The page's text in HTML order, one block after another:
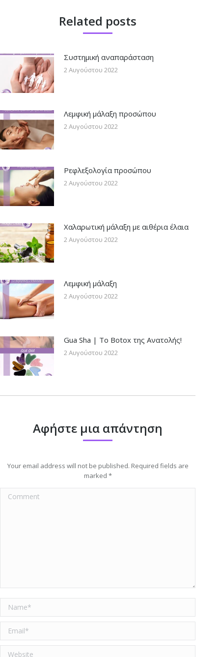
Related posts
Συστημική αναπαράσταση
2 Αυγούστου 2022
Λεμφική μάλαξη προσώπου
2 Αυγούστου 2022
Ρεφλεξολογία προσώπου
2 Αυγούστου 2022
Χαλαρωτική μάλαξη με αιθέρια έλαια
2 Αυγούστου 2022
Λεμφική μάλαξη
2 Αυγούστου 2022
Gua Sha | Το Botox της Ανατολής!
2 Αυγούστου 2022
Αφήστε μια απάντηση
Your email address will not be published. Required fields are
marked *
Comment
Name *
Email *
Website